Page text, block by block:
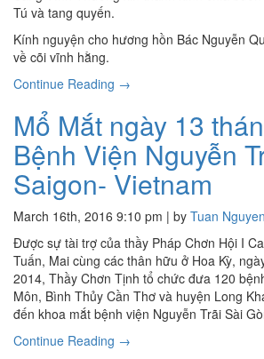
Tú và tang quyến.
Kính nguyện cho hương hồn Bác Nguyễn
về cõi vĩnh hằng.
Continue Reading →
Mổ Mắt ngày 13
Bệnh Viện Nguyễn
Saigon- Vietnam
March 16th, 2016 9:10 pm | by Tuan Nguyen
Được sự tài trợ của thầy Pháp Chơn Hội I
Tuấn, Mai cùng các thân hữu ở Hoa Kỳ,
2014, Thầy Chơn Tịnh tổ chức đưa 120
Môn, Bình Thủy Cần Thơ và huyện Long
đến khoa mắt bệnh viện Nguyễn Trãi Sài
Continue Reading →